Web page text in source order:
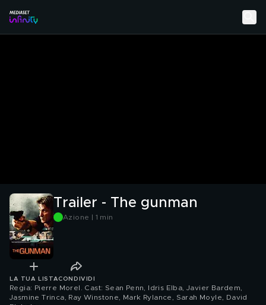
Trailer - The gunman
Azione | 1 min
LA TUA LISTACONDIVIDI
Regia: Pierre Morel. Cast: Sean Penn, Idris Elba, Javier Bardem,
Jasmine Trinca, Ray Winstone, Mark Rylance, Sarah Moyle, David